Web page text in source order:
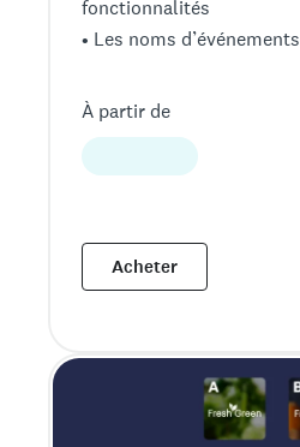
fonctionnalités
• Les noms d’événements
À partir de
Acheter